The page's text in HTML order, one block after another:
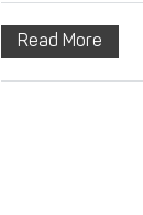
Read More